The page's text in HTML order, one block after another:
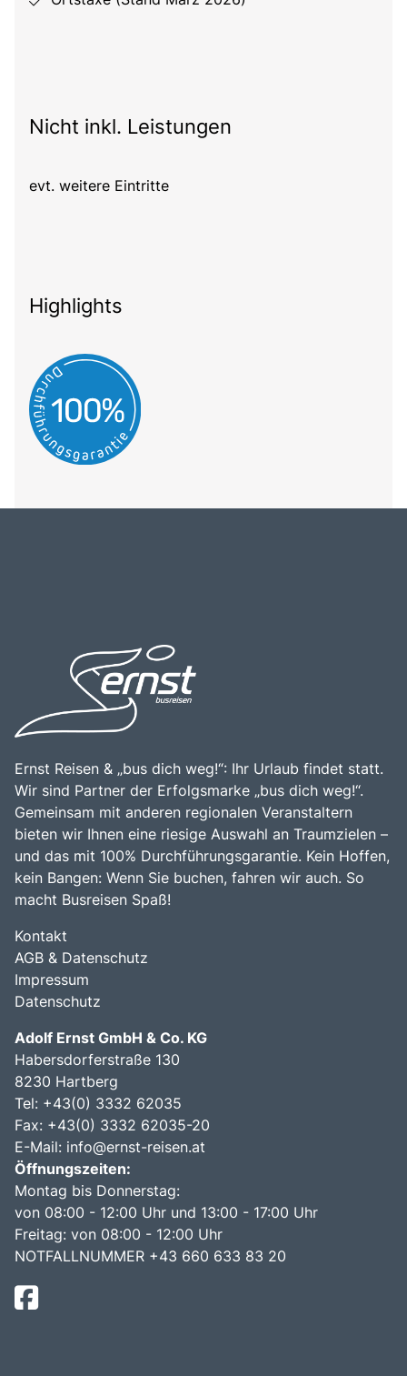
Nicht inkl. Leistungen
evt. weitere Eintritte
Highlights
Ernst Reisen & „bus dich weg!“: Ihr Urlaub findet statt.
Wir sind Partner der Erfolgsmarke „bus dich weg!“.
Gemeinsam mit anderen regionalen Veranstaltern
bieten wir Ihnen eine riesige Auswahl an Traumzielen –
und das mit 100% Durchführungsgarantie. Kein Hoffen,
kein Bangen: Wenn Sie buchen, fahren wir auch. So
macht Busreisen Spaß!
Kontakt
AGB & Datenschutz
Impressum
Datenschutz
Adolf Ernst GmbH & Co. KG
Habersdorferstraße 130
8230 Hartberg
Tel: +43(0) 3332 62035
Fax: +43(0) 3332 62035-20
E-Mail: info@ernst-reisen.at
Öffnungszeiten:
Montag bis Donnerstag:
von 08:00 - 12:00 Uhr und 13:00 - 17:00 Uhr
Freitag: von 08:00 - 12:00 Uhr
NOTFALLNUMMER +43 660 633 83 20